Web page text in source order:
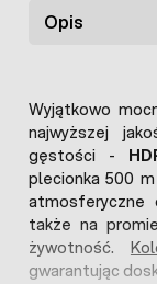
Opis
Wyjątkowo
najwyższej
gęstości -
plecionka 500
atmosferyczne
także na
żywotność.
gwarantując